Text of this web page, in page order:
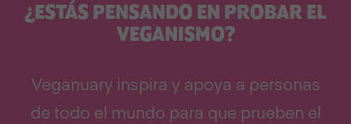
¿ESTÁS PENSANDO EN PROBAR EL
VEGANISMO?
Veganuary inspira y apoya a personas
de todo el mundo para que prueben el